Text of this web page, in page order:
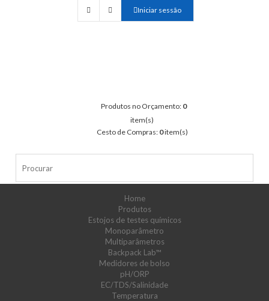
Iniciar sessão
Produtos no Orçamento: 0
item(s)
Cesto de Compras: 0item(s)
Home
Produtos
Estojos de testes químicos
Monoparâmetro
Multiparâmetros
Backpack Lab™
Medidores de bolso
pH/ORP
EC/TDS/Salinidade
Temperatura